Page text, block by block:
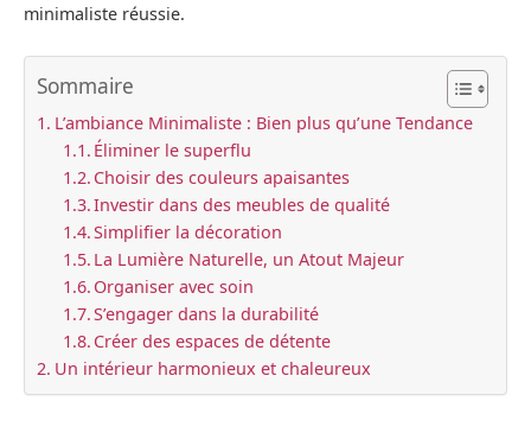
minimaliste réussie.
Sommaire
L’ambiance Minimaliste : Bien plus qu’une Tendance
Éliminer le superflu
Choisir des couleurs apaisantes
Investir dans des meubles de qualité
Simplifier la décoration
La Lumière Naturelle, un Atout Majeur
Organiser avec soin
S’engager dans la durabilité
Créer des espaces de détente
Un intérieur harmonieux et chaleureux